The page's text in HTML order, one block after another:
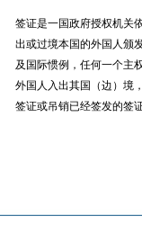
签证是一国政府授权机关
出或过境本国的外国人颁
及国际惯例，任何一个主
外国人入出其国（边）境
签证或吊销已经签发的签